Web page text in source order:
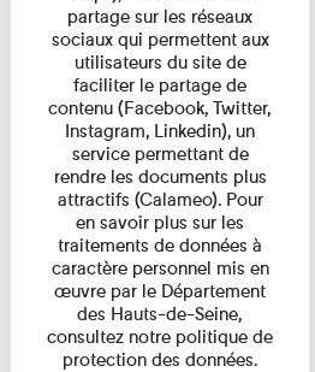
partage sur les réseaux
sociaux qui permettent aux
utilisateurs du site de
faciliter le partage de
contenu (Facebook, Twitter,
Instagram, Linkedin), un
service permettant de
rendre les documents plus
attractifs (Calameo). Pour
en savoir plus sur les
traitements de données à
caractère personnel mis en
œuvre par le Département
des Hauts-de-Seine,
consultez notre politique de
protection des données.